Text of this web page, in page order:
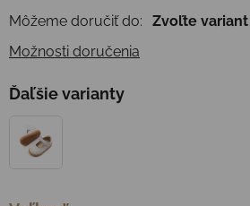
Môžeme doručiť do:
Zvoľte variant
Možnosti doručenia
Ďaľšie varianty